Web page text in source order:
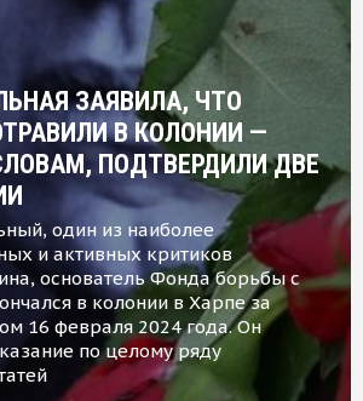
ЗАЯВИЛА, ЧТО
В КОЛОНИИ —
ПОДТВЕРДИЛИ ДВЕ
один из наиболее
и активных критиков
основатель Фонда борьбы с
в колонии в Харпе за
16 февраля 2024 года. Он
по целому ряду